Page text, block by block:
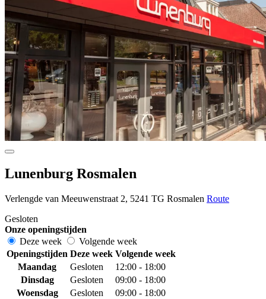
Lunenburg Rosmalen
Verlengde van Meeuwenstraat 2, 5241 TG Rosmalen Route
Gesloten
Onze openingstijden
Deze week
Volgende week
Openingstijden Deze week Volgende week
Maandag
Gesloten
12:00 - 18:00
Dinsdag
Gesloten
09:00 - 18:00
Woensdag
Gesloten
09:00 - 18:00